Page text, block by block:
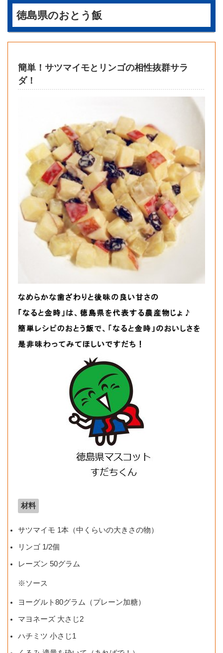
徳島県のおとう飯
簡単！サツマイモとリンゴの相性抜群サラ
ダ！
材料
サツマイモ 1本（中くらいの大きさの物）
リンゴ 1/2個
レーズン 50グラム
※ソース
ヨーグルト80グラム（プレーン加糖）
マヨネーズ 大さじ2
ハチミツ 小さじ1